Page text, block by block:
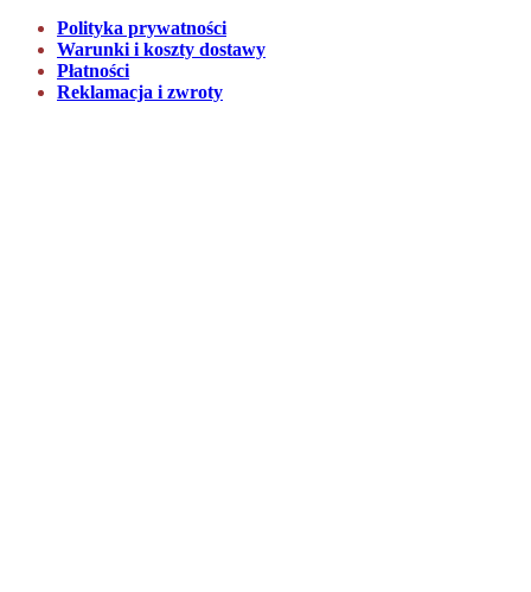
Polityka prywatności
Warunki i koszty dostawy
Płatności
Reklamacja i zwroty